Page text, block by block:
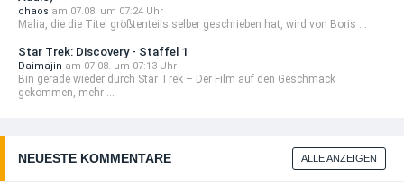
chaos am 07.08. um 07:24 Uhr
Malia, die die Titel größtenteils selber geschrieben hat, wird von Boris ...
Star Trek: Discovery - Staffel 1
Daimajin am 07.08. um 07:13 Uhr
Bin gerade wieder durch Star Trek – Der Film auf den Geschmack
gekommen, mehr ...
NEUESTE KOMMENTARE ALLE ANZEIGEN